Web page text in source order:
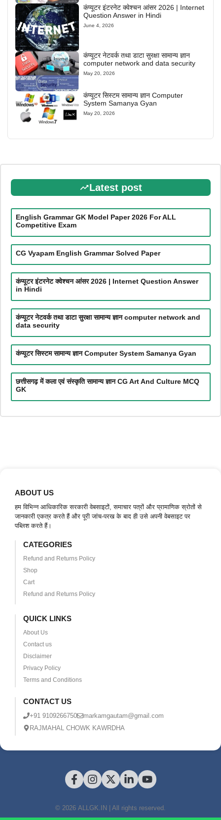
कंप्यूटर इंटरनेट क्वेश्चन आंसर 2026 | Internet
Question Answer in Hindi
June 4, 2026
कंप्यूटर नेटवर्क तथा डाटा सुरक्षा सामान्य ज्ञान
computer network and data security
May 20, 2026
कंप्यूटर सिस्टम सामान्य ज्ञान Computer
System Samanya Gyan
May 20, 2026
Latest post
English Grammar GK Model Paper 2026 For ALL
Competitive Exam
CG Vyapam English Grammar Solved Paper
कंप्यूटर इंटरनेट क्वेश्चन आंसर 2026 | Internet Question Answer
in Hindi
कंप्यूटर नेटवर्क तथा डाटा सुरक्षा सामान्य ज्ञान computer network and
data security
कंप्यूटर सिस्टम सामान्य ज्ञान Computer System Samanya Gyan
छत्तीसगढ़ में कला एवं संस्कृति सामान्य ज्ञान CG Art And Culture MCQ
GK
ABOUT US
हम विभिन्न आधिकारिक सरकारी वेबसाइटों, समाचार पत्रों और प्रामाणिक स्रोतों से
जानकारी एकत्र करते हैं और पूरी जांच-परख के बाद ही उसे अपनी वेबसाइट पर
पब्लिश करते हैं।
CATEGORIES
Refund and Returns Policy
Shop
Cart
Refund and Returns Policy
QUICK LINKS
About Us
Contact us
Disclaimer
Privacy Policy
Terms and Conditions
CONTACT US
+91 9109266750
markamgautam@gmail.com
RAJMAHAL CHOWK KAWRDHA
© 2026 ALLGK.IN | All rights reserved.